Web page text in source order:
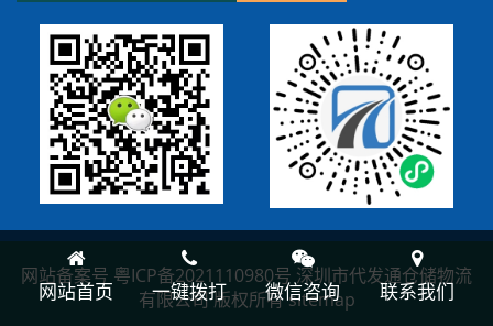
网站备案号 粤ICP备2021110980号 深圳市代发通仓储物流
有限公司 版权所有sitemap
网站首页 一键拨打 微信咨询 联系我们